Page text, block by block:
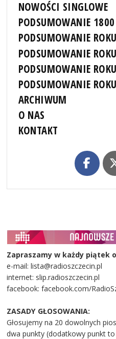
NOWOŚCI SINGLOWE
PODSUMOWANIE
PODSUMOWANIE
PODSUMOWANIE
PODSUMOWANIE
PODSUMOWANIE
ARCHIWUM
O NAS
KONTAKT
Zapraszamy w każdy piątek
e-mail: lista@radioszczecin.pl
internet: slip.radioszczecin.pl
facebook: facebook.com/
ZASADY GŁOSOWANIA:
Głosujemy na 20 dowolnych
dwa punkty (dodatkowy punkt